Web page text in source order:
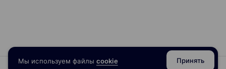
Мы используем файлы cookie Принять